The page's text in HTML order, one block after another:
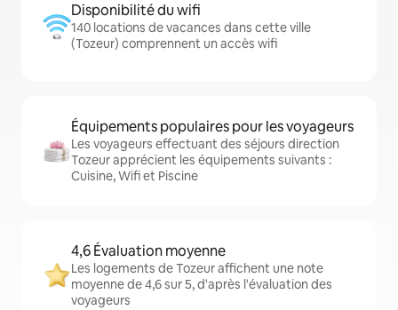
Disponibilité du wifi
140 locations de vacances dans cette ville
(Tozeur) comprennent un accès wifi
Équipements populaires pour les voyageurs
Les voyageurs effectuant des séjours direction
Tozeur apprécient les équipements suivants :
Cuisine, Wifi et Piscine
4,6 Évaluation moyenne
Les logements de Tozeur affichent une note
moyenne de 4,6 sur 5, d'après l'évaluation des
voyageurs